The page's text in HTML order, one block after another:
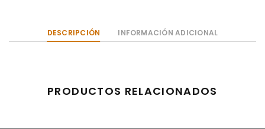
DESCRIPCIÓN INFORMACIÓN ADICIONAL
PRODUCTOS RELACIONADOS